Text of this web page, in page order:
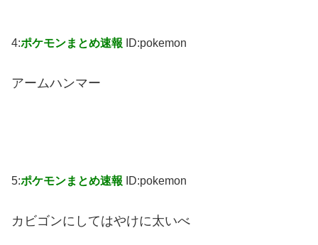
4:ポケモンまとめ速報 ID:pokemon
アームハンマー
5:ポケモンまとめ速報 ID:pokemon
カビゴンにしてはやけに太いべ